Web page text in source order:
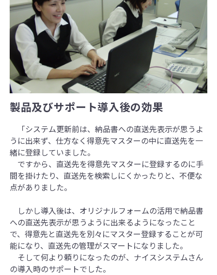
製品及びサポート導入後の効果
「システム更新前は、納品書への直送先表示が思うよ
うに出来ず、仕方なく得意先マスターの中に直送先を一
緒に登録していました。
ですから、直送先を得意先マスターに登録するのに手
間を掛けたり、直送先を検索しにくかったりと、不便な
点がありました。
しかし導入後は、オリジナルフォームの活用で納品書
への直送先表示が思うように出来るようになったこと
で、得意先と直送先を別々にマスター登録することが可
能になり、直送先の管理がスマートになりました。
そして何より頼りになったのが、ナイスシステムさん
の導入時のサポートでした。